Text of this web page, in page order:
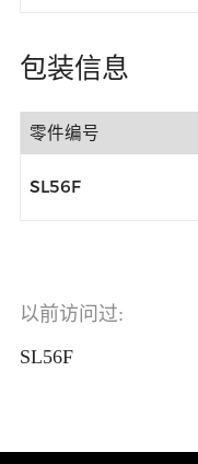
包装信息
零件编号
SL56F
以前访问过:
SL56F